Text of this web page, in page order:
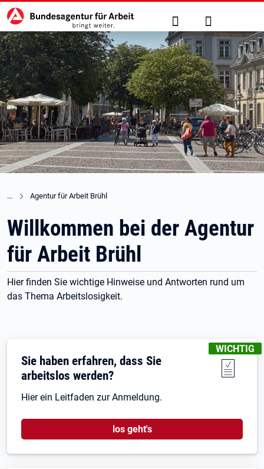
zu den Hauptinhalten springen
Hauptnavigation Suche Anmelden
Agentur für Arbeit Brühl
Willkommen bei der Agentur
für Arbeit Brühl
Hier finden Sie wichtige Hinweise und Antworten rund um
das Thema Arbeitslosigkeit.
WICHTIG
Sie haben erfahren, dass Sie
arbeitslos werden?
Hier ein Leitfaden zur Anmeldung.
los geht's